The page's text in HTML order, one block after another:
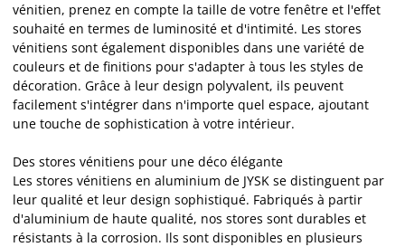
vénitien, prenez en compte la taille de votre fenêtre et l'effet
souhaité en termes de luminosité et d'intimité. Les stores
vénitiens sont également disponibles dans une variété de
couleurs et de finitions pour s'adapter à tous les styles de
décoration. Grâce à leur design polyvalent, ils peuvent
facilement s'intégrer dans n'importe quel espace, ajoutant
une touche de sophistication à votre intérieur.
Des stores vénitiens pour une déco élégante
Les stores vénitiens en aluminium de JYSK se distinguent par
leur qualité et leur design sophistiqué. Fabriqués à partir
d'aluminium de haute qualité, nos stores sont durables et
résistants à la corrosion. Ils sont disponibles en plusieurs